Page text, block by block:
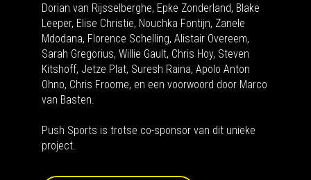
Dorian van Rijsselberghe, Epke Zonderland, Blake
Leeper, Elise Christie, Nouchka Fontijn, Zanele
Mdodana, Florence Schelling, Alistair Overeem,
Sarah Gregorius, Willie Gault, Chris Hoy, Steven
Kitshoff, Jetze Plat, Suresh Raina, Apolo Anton
Ohno, Chris Froome, en een voorwoord door Marco
van Basten.
Push Sports is trotse co-sponsor van dit unieke
project.